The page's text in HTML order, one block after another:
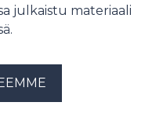
julkaistu materiaali